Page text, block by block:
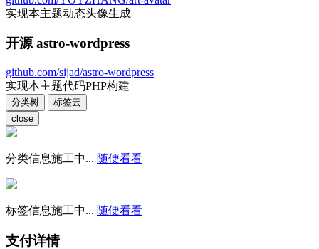
实现本主题动态头像生成
开源 astro-wordpress
github.com/sijad/astro-wordpress
实现本主题代码PHP构建
分类树
标签云
close
分类信息施工中... 随便看看
标签信息施工中... 随便看看
支付详情